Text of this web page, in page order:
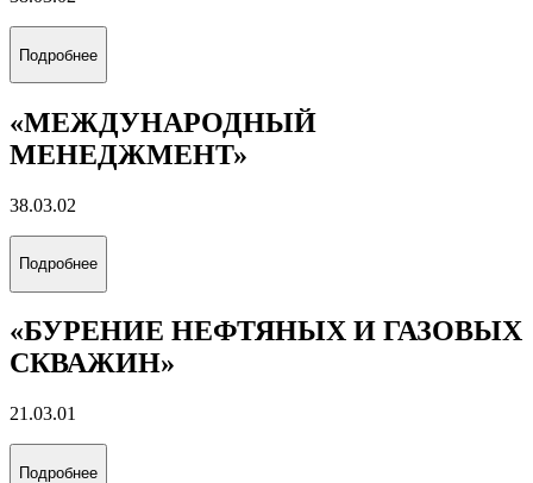
Подробнее
«МЕЖДУНАРОДНЫЙ
МЕНЕДЖМЕНТ»
38.03.02
Подробнее
«БУРЕНИЕ НЕФТЯНЫХ И ГАЗОВЫХ
СКВАЖИН»
21.03.01
Подробнее